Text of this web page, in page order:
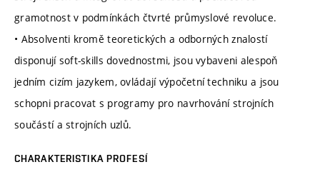
gramotnost v podmínkách čtvrté průmyslové revoluce.
• Absolventi kromě teoretických a odborných znalostí
disponují soft-skills dovednostmi, jsou vybaveni alespoň
jedním cizím jazykem, ovládají výpočetní techniku a jsou
schopni pracovat s programy pro navrhování strojních
součástí a strojních uzlů.
CHARAKTERISTIKA PROFESÍ